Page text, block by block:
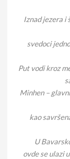
Iznad jezera i
svedoci
Put vodi kroz
Minhen –
kao
U
ovde se ulazi